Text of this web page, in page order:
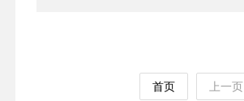
首页 上一页